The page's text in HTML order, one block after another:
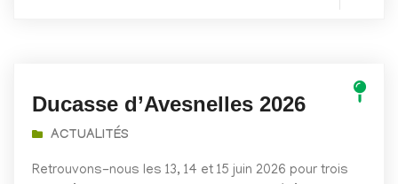
Ducasse d’Avesnelles 2026
ACTUALITÉS
Retrouvons-nous les 13, 14 et 15 juin 2026 pour trois